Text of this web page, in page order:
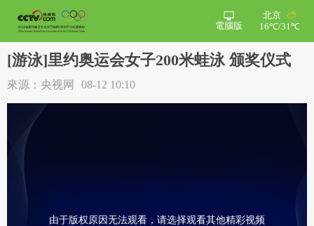
北京
16℃/31℃
電腦版
[游泳]里约奥运会女子200米蛙泳 颁奖仪式
來源：央视网 08-12 10:10
由于版权原因无法观看，请选择观看其他精彩视频